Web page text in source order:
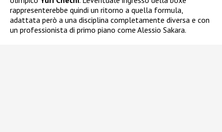
rappresenterebbe quindi un ritorno a quella formula,
adattata però a una disciplina completamente diversa e con
un professionista di primo piano come Alessio Sakara.